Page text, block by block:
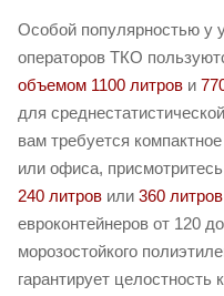
Особой популярностью у
операторов ТКО
объемом 1100 литров и
для
вам требуется
или офиса,
240 литров или 360
евроконтейнеров от 120
морозостойкого
гарантирует целостность